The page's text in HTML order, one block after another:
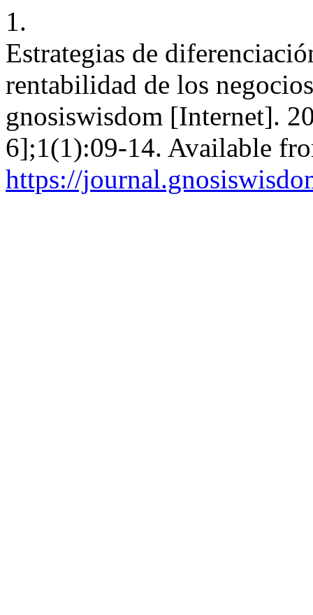
1.
Estrategias de
rentabilidad de los
gnosiswisdom [Internet].
6];1(1):09-14. Available
https://